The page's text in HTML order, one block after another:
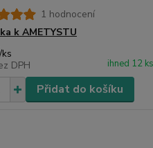
1 hodnocení
k AMETYSTU
ks
DPH ihned 12 ks
Přidat do košíku